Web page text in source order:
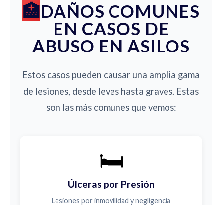
DAÑOS COMUNES
EN CASOS DE
ABUSO EN ASILOS
Estos casos pueden causar una amplia gama
de lesiones, desde leves hasta graves. Estas
son las más comunes que vemos:
🛏️
Úlceras por Presión
Lesiones por inmovilidad y negligencia